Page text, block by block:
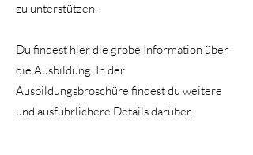
zu unterstützen.
Du findest hier die grobe Information über
die Ausbildung. In der
Ausbildungsbroschüre findest du weitere
und ausführlichere Details darüber.